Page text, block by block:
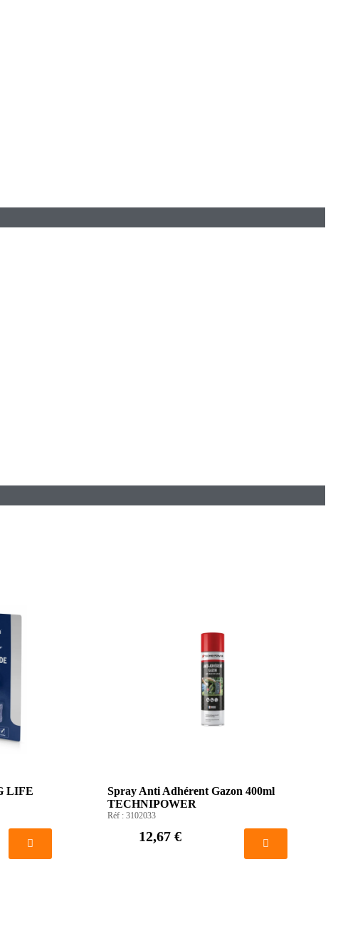
LIFE
Spray Anti Adhérent Gazon 400ml
TECHNIPOWER
Réf :3102033
12,67 €